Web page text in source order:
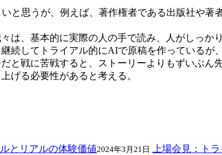
思うが、例えば、著作権者である出版社や著
、基本的に実際の人の手で読み、人がしっか
続してトライアル的にAIで原稿を作っているが
と戦に苦戦すると、ストーリーよりもずいぶん
げる必要性があると考える。
2024年3月21日
上場会見：ト